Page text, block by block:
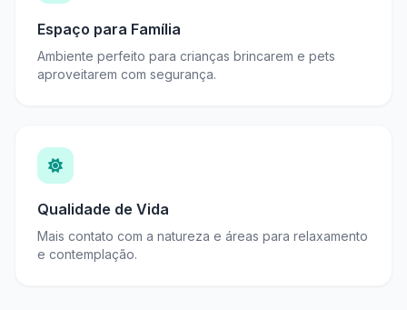
Espaço para Família
Ambiente perfeito para crianças brincarem e pets
aproveitarem com segurança.
Qualidade de Vida
Mais contato com a natureza e áreas para relaxamento
e contemplação.